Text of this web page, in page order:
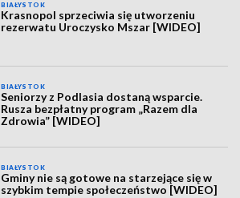
BIAŁYSTOK
Krasnopol sprzeciwia się utworzeniu
rezerwatu Uroczysko Mszar [WIDEO]
BIAŁYSTOK
Seniorzy z Podlasia dostaną wsparcie.
Rusza bezpłatny program „Razem dla
Zdrowia” [WIDEO]
BIAŁYSTOK
Gminy nie są gotowe na starzejące się w
szybkim tempie społeczeństwo [WIDEO]